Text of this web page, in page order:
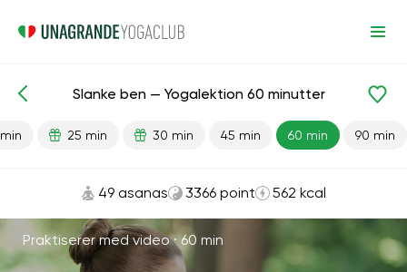
Færdiglavede lektioner Ben
Slanke ben — Yogalektion 60 minutter
25 min 30 min 45 min 60 min 90 min
49 asanas 3366 point 562 kcal
Praktiserer med video ·60 min